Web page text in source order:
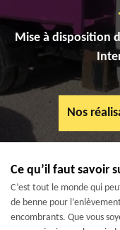
Mise à disposition
Nos
Ce qu’il faut savoir
C’est tout le monde qui
de benne pour
encombrants. Que vous